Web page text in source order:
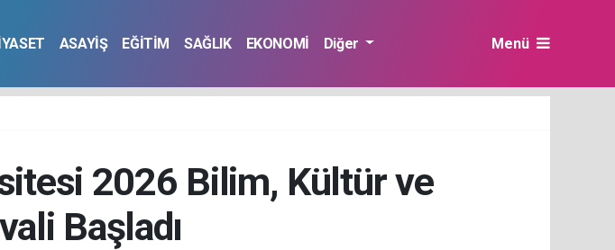
ASAYİŞ EĞİTİM SAĞLIK EKONOMİ Diğer Menü
2026 Bilim, Kültür ve
Başladı